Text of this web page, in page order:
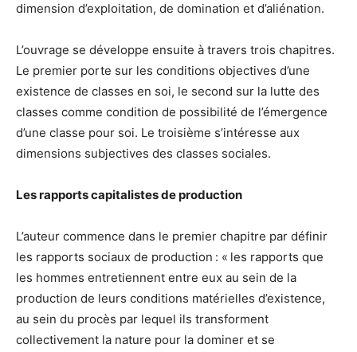
dimension d’exploitation, de domination et d’aliénation.
L’ouvrage se développe ensuite à travers trois chapitres.
Le premier porte sur les conditions objectives d’une
existence de classes en soi, le second sur la lutte des
classes comme condition de possibilité de l’émergence
d’une classe pour soi. Le troisième s’intéresse aux
dimensions subjectives des classes sociales.
Les rapports capitalistes de production
L’auteur commence dans le premier chapitre par définir
les rapports sociaux de production : « les rapports que
les hommes entretiennent entre eux au sein de la
production de leurs conditions matérielles d’existence,
au sein du procès par lequel ils transforment
collectivement la nature pour la dominer et se